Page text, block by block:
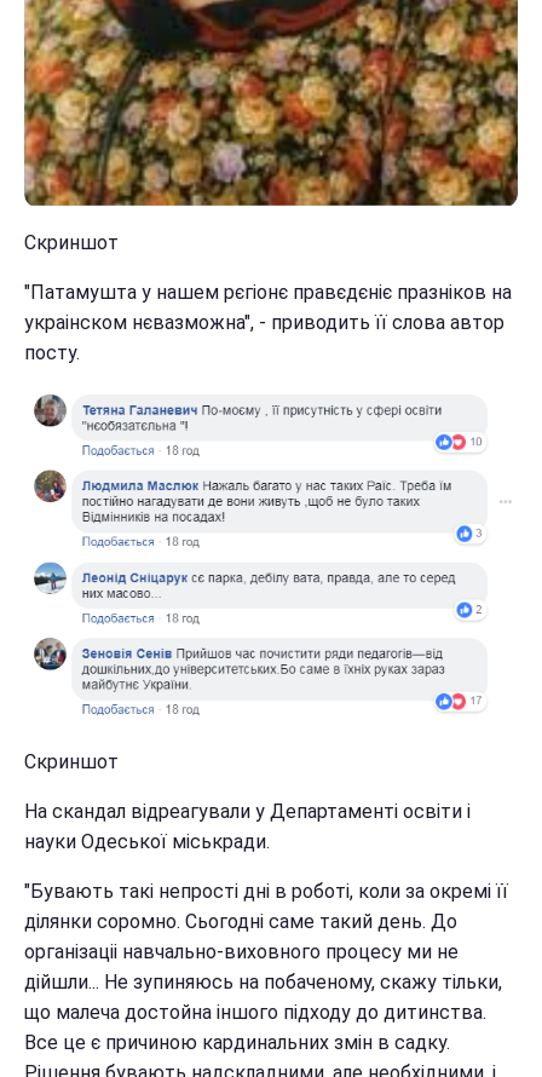
Скриншот
"Патамушта у нашем рєгіонє правєдєніє празніков на
украінском нєвазможна", - приводить її слова автор
посту.
Скриншот
На скандал відреагували у Департаменті освіти і
науки Одеської міськради.
"Бувають такі непрості дні в роботі, коли за окремі її
ділянки соромно. Сьогодні саме такий день. До
організаціі навчально-виховного процесу ми не
дійшли... Не зупиняюсь на побаченому, скажу тільки,
що малеча достойна іншого підходу до дитинства.
Все це є причиною кардинальних змін в садку.